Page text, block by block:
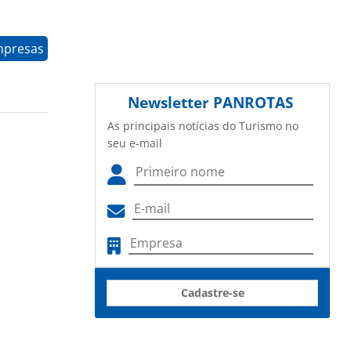
Newsletter PANROTAS
As principais notícias do Turismo no
seu e-mail
Cadastre-se